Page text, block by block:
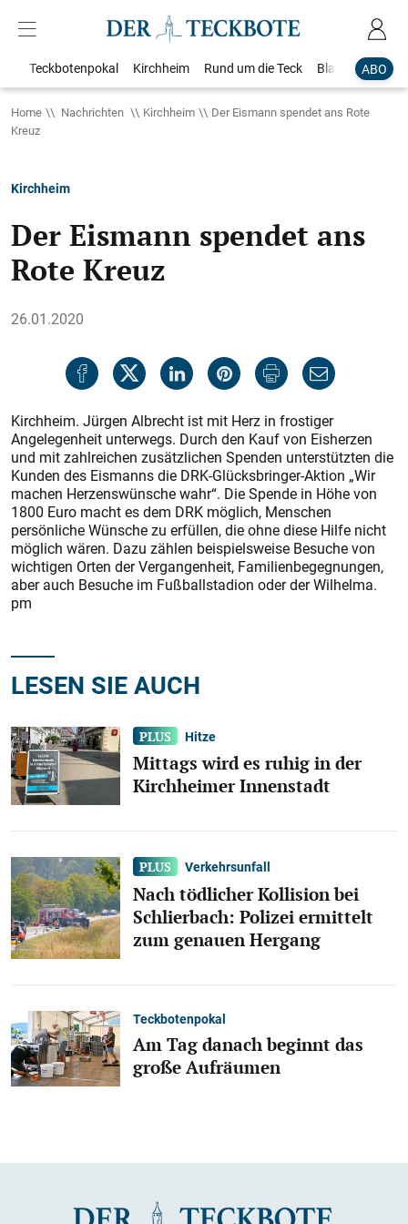
ABO
Teckbotenpokal Kirchheim Rund um die Teck Blaulicht
Home Nachrichten Kirchheim
Der Eismann spendet ans Rote
Kreuz
Kirchheim
Der Eismann spendet ans
Rote Kreuz
26.01.2020
Kirchheim. Jürgen Albrecht ist mit Herz in frostiger
Angelegenheit unterwegs. Durch den Kauf von Eisherzen
und mit zahlreichen zusätzlichen Spenden unterstützten die
Kunden des Eismanns die DRK-Glücksbringer-Aktion „Wir
machen Herzenswünsche wahr“. Die Spende in Höhe von
1800 Euro macht es dem DRK möglich, Menschen
persönliche Wünsche zu erfüllen, die ohne diese Hilfe nicht
möglich wären. Dazu zählen beispielsweise Besuche von
wichtigen Orten der Vergangenheit, Familienbegegnungen,
aber auch Besuche im Fußballstadion oder der Wilhelma.
pm
LESEN SIE AUCH
Hitze
Mittags wird es ruhig in der
Kirchheimer Innenstadt
Verkehrsunfall
Nach tödlicher Kollision bei
Schlierbach: Polizei ermittelt
zum genauen Hergang
Teckbotenpokal
Am Tag danach beginnt das
große Aufräumen